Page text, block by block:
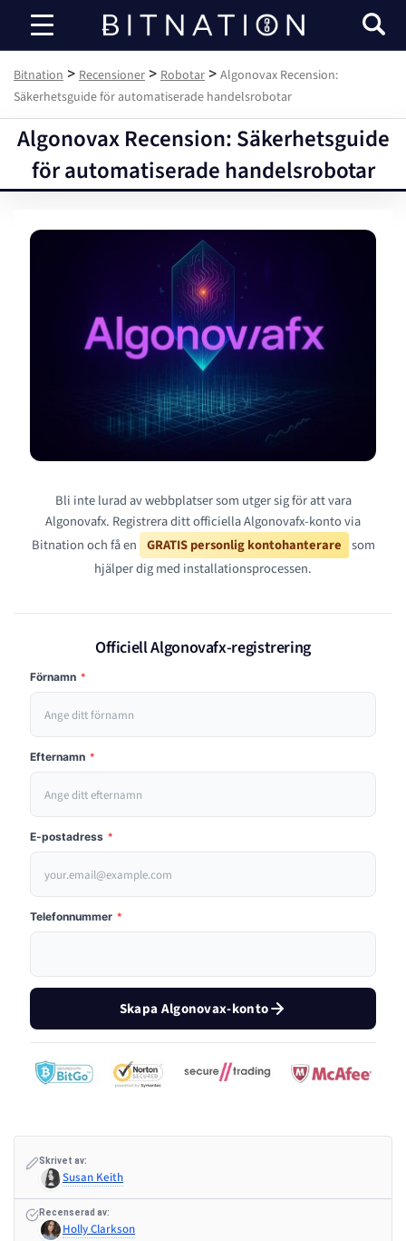
Bitnation
Bitnation > Recensioner > Robotar > Algonovax Recension:
Säkerhetsguide för automatiserade handelsrobotar
Algonovax Recension: Säkerhetsguide
för automatiserade handelsrobotar
Bli inte lurad av webbplatser som utger sig för att vara
Algonovafx. Registrera ditt officiella Algonovafx-konto via
Bitnation och få en GRATIS personlig kontohanterare som
hjälper dig med installationsprocessen.
Officiell Algonovafx-registrering
Förnamn *
Efternamn *
E-postadress *
Telefonnummer *
Skapa Algonovax-konto
Skrivet av:
Susan Keith
Recenserad av:
Holly Clarkson